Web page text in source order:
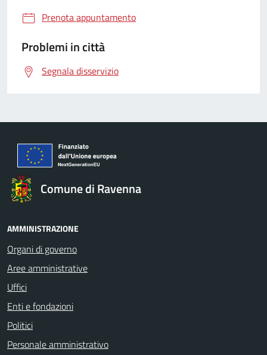
Prenota appuntamento
Problemi in città
Segnala disservizio
Comune di Ravenna
AMMINISTRAZIONE
Organi di governo
Aree amministrative
Uffici
Enti e fondazioni
Politici
Personale amministrativo